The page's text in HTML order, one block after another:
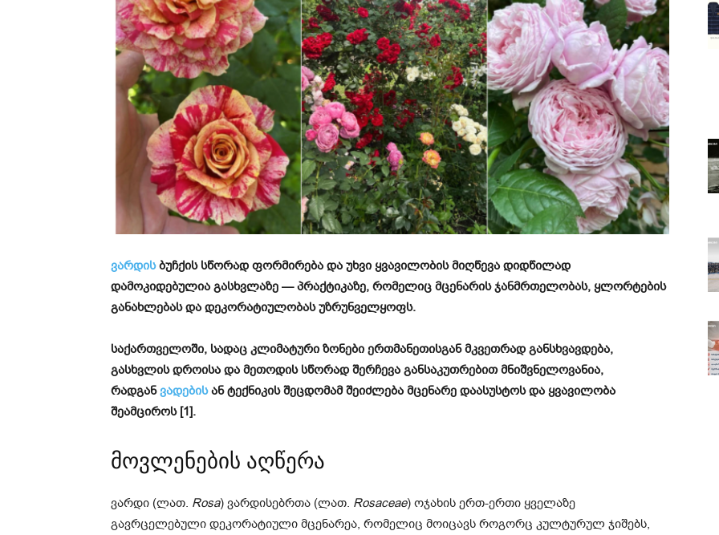
ვარდისბუჩქის სწორად ფორმირება და უხვი ყვავილობის მიღწევა დიდწილად
დამოკიდებულია გასხვლაზე — პრაქტიკაზე, რომელიც მცენარის ჯანმრთელობას, ყლორტების
განახლებას და დეკორატიულობას უზრუნველყოფს.
საქართველოში, სადაც კლიმატური ზონები ერთმანეთისგან მკვეთრად განსხვავდება,
გასხვლის დროისა და მეთოდის სწორად შერჩევა განსაკუთრებით მნიშვნელოვანია,
რადგანვადებისან ტექნიკის შეცდომამ შეიძლება მცენარე დაასუსტოს და ყვავილობა
შეამციროს [1].
მოვლენების აღწერა
ვარდი (ლათ. Rosa) ვარდისებრთა (ლათ. Rosaceae) ოჯახის ერთ-ერთი ყველაზე
გავრცელებული დეკორატიული მცენარეა, რომელიც მოიცავს როგორც კულტურულ ჯიშებს,